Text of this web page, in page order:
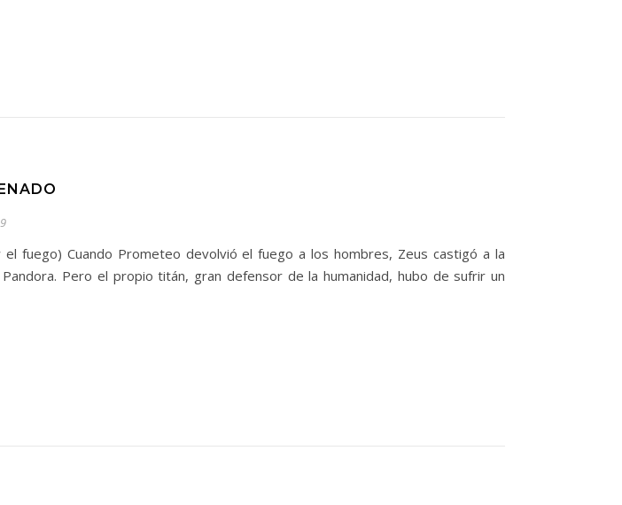
fuego) Cuando Prometeo devolvió el fuego a los hombres, Zeus castigó a la
Pandora. Pero el propio titán, gran defensor de la humanidad, hubo de sufrir un